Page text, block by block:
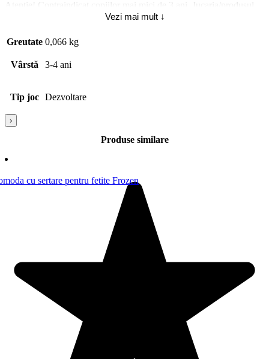
Atentie! Contraindicat copiilor mai mici de 3 ani. Jucaria/produsul
poate contine piese mici care se pot inghiti sau inhala existand
indemana copiilor. Indepartati orice ambalaj al jucariei/produsului
inainte de a da jucaria/produsul copilului. Va rugam sa supravegheati
copilul in timp ce se joaca/foloseste acest produs. Pastrati
instructiunile si etichetele pentru referinte viitoare. Pastrati
ridicate si umiditate.
Material piese 6372: Plastic; Abilitati dezvoltate 7731: Atentia;
Vezi mai mult ↓
Greutate 0,066 kg
Vârstă 3-4 ani
Tip joc Dezvoltare
›
Produse similare